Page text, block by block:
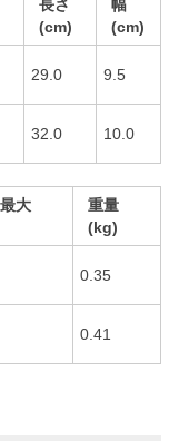
長さ
(cm)
幅
(cm)
29.0 9.5
32.0 10.0
大
重量
(kg)
0.35
0.41